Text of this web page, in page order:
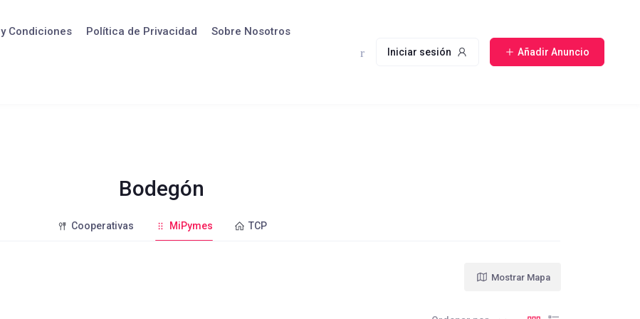
Condiciones Política de Privacidad Sobre Nosotros
Iniciar sesión Añadir Anuncio
Bodegón
Cooperativas MiPymes TCP
Mostrar Mapa